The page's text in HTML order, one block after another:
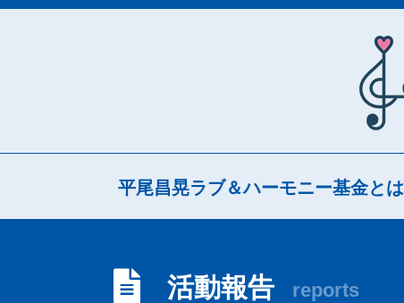
平尾昌晃ラブ＆ハーモニー基金とは
活動報告 reports